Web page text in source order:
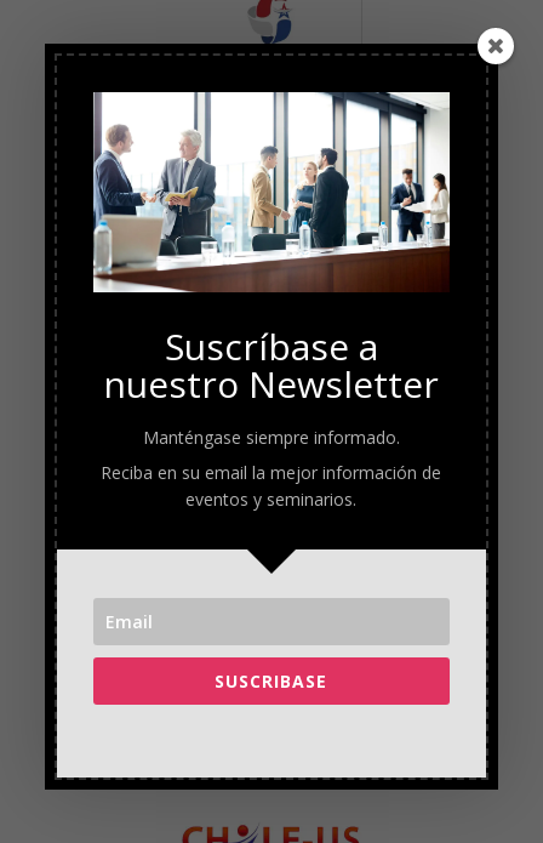
Suscríbase a
nuestro Newsletter
Manténgase siempre informado.
Reciba en su email la mejor información de
eventos y seminarios.
SUSCRIBASE